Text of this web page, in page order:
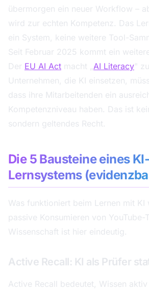
übermorgen ein neuer Workflow –
wird zur echten Kompetenz. Das
ein System, keine weitere Tool-
Seit Februar 2025 kommt ein
Der EU AI Act macht „ AI Literacy"
Unternehmen, die KI einsetzen,
dass ihre Mitarbeitenden ein
Kompetenzniveau haben. Das ist
sondern geltendes Recht.
Die 5 Bausteine eines KI-
Lernsystems
Was funktioniert beim Lernen mit KI
passive Konsumieren von YouTube-
Wissenschaft ist hier eindeutig.
Active Recall: KI als Prüfer
Active Recall bedeutet, Wissen